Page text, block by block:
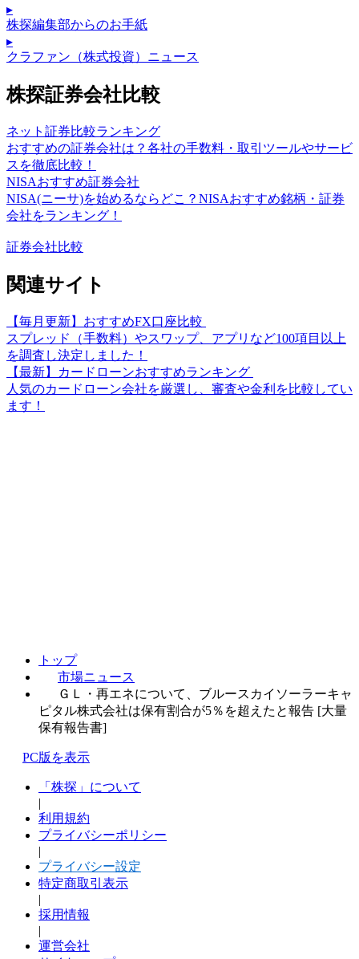
▸
株探編集部からのお手紙
▸
クラファン（株式投資）ニュース
株探証券会社比較
ネット証券比較ランキング
おすすめの証券会社は？各社の手数料・取引ツールやサービ
スを徹底比較！
NISAおすすめ証券会社
NISA(ニーサ)を始めるならどこ？NISAおすすめ銘柄・証券
会社をランキング！
証券会社比較
関連サイト
【毎月更新】おすすめFX口座比較
スプレッド（手数料）やスワップ、アプリなど100項目以上
を調査し決定しました！
【最新】カードローンおすすめランキング
人気のカードローン会社を厳選し、審査や金利を比較してい
ます！
トップ
市場ニュース
ＧＬ・再エネについて、ブルースカイソーラーキャ
ピタル株式会社は保有割合が5％を超えたと報告 [大量
保有報告書]
PC版を表示
「株探」について
|
利用規約
プライバシーポリシー
|
プライバシー設定
特定商取引表示
|
採用情報
|
運営会社